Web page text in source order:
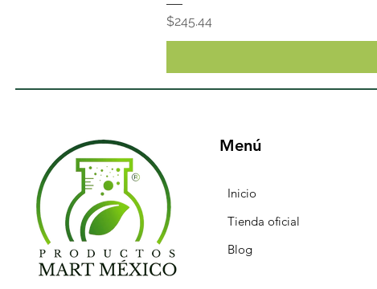
Precio
$245.44
Menú
Inicio
Tienda oficial
Blog